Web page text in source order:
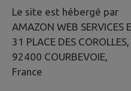
Le site est hébergé par
AMAZON WEB SERVICES
31 PLACE DES
92400 COURBEVOIE,
France